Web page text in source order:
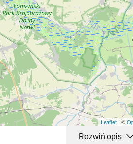
Leaflet | ©
Rozwiń opis